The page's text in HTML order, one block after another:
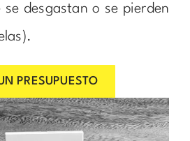
desgastan o se pierden
PRESUPUESTO